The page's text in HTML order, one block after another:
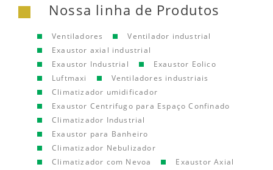
Nossa linha de Produtos
Ventiladores
Ventilador industrial
Exaustor axial industrial
Exaustor Industrial
Exaustor Eolico
Luftmaxi
Ventiladores industriais
Climatizador umidificador
Exaustor Centrifugo para Espaço Confinado
Climatizador Industrial
Exaustor para Banheiro
Climatizador Nebulizador
Climatizador com Nevoa
Exaustor Axial